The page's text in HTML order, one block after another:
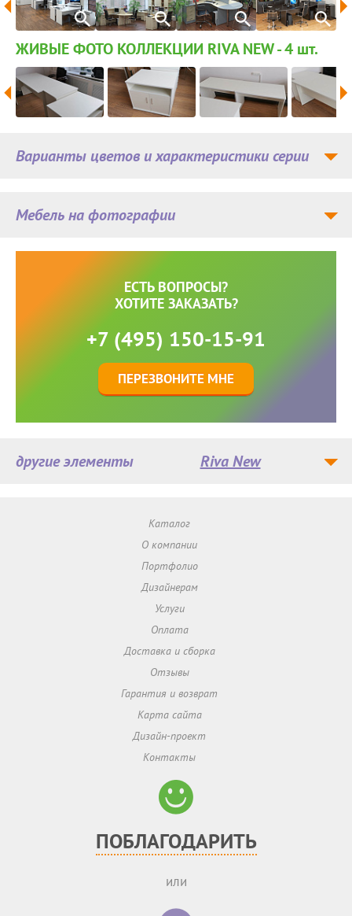
ЖИВЫЕ ФОТО КОЛЛЕКЦИИ RIVA NEW - 4 шт.
Мебель на фотографии
Варианты цветов и характеристики серии
ЕСТЬ ВОПРОСЫ?
ХОТИТЕ ЗАКАЗАТЬ?
+7 (495) 150-15-91
ПЕРЕЗВОНИТЕ МНЕ
другие элементы Riva New
Каталог
О компании
Портфолио
Дизайнерам
Услуги
Оплата
Доставка и сборка
Отзывы
Гарантия и возврат
Карта сайта
Дизайн-проект
Контакты
ПОБЛАГОДАРИТЬ
или